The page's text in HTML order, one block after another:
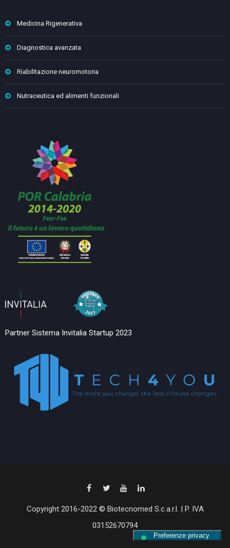
Medicina Rigenerativa
Diagnostica avanzata
Riabilitazione neuromotoria
Nutraceutica ed alimenti funzionali
Partner Sistema Invitalia Startup 2023
Copyright 2016-2022 © Biotecnomed S.c.a.r.l. | P. IVA
03152670794